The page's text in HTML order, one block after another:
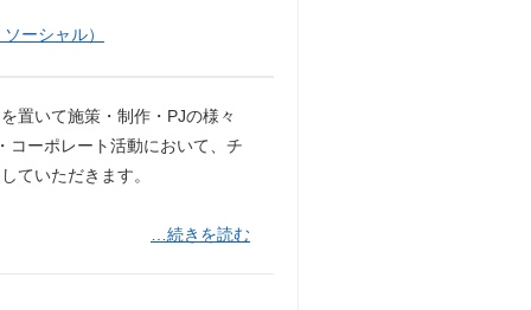
ーシャル）
置いて施策・制作・PJの様々
コーポレート活動において、チ
ていただきます。
…続きを読む